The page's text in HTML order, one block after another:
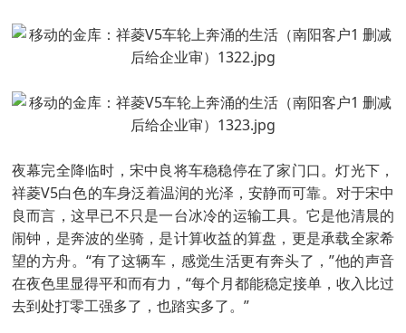
夜幕完全降临时，宋中良将车稳稳停在了家门口。灯光下，
祥菱V5白色的车身泛着温润的光泽，安静而可靠。对于宋中
良而言，这早已不只是一台冰冷的运输工具。它是他清晨的
闹钟，是奔波的坐骑，是计算收益的算盘，更是承载全家希
望的方舟。“有了这辆车，感觉生活更有奔头了，”他的声音
在夜色里显得平和而有力，“每个月都能稳定接单，收入比过
去到处打零工强多了，也踏实多了。”